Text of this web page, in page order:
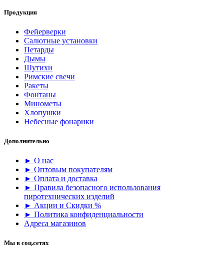
Продукция
Фейерверки
Салютные установки
Петарды
Дымы
Шутихи
Римские свечи
Ракеты
Фонтаны
Минометы
Хлопушки
Небесные фонарики
Дополнительно
► О нас
► Оптовым покупателям
► Оплата и доставка
► Правила безопасного использования
пиротехнических изделий
► Акции и Скидки %
► Политика конфиденциальности
Адреса магазинов
Мы в соц.сетях